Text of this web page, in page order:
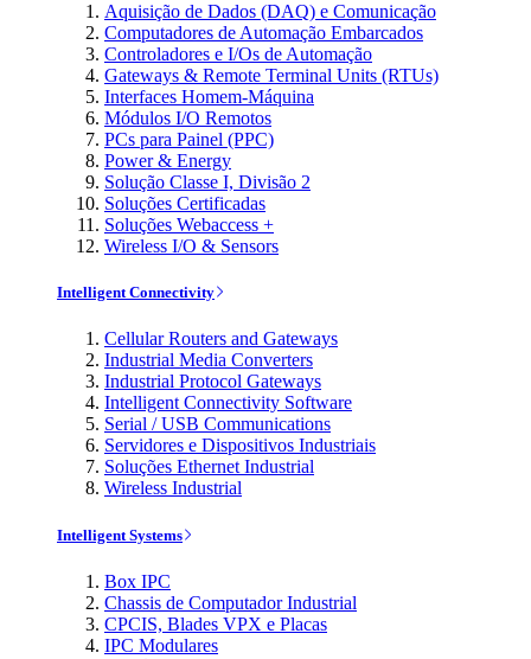
Aquisição de Dados (DAQ) e Comunicação
Computadores de Automação Embarcados
Controladores e I/Os de Automação
Gateways & Remote Terminal Units (RTUs)
Interfaces Homem-Máquina
Módulos I/O Remotos
PCs para Painel (PPC)
Power & Energy
Solução Classe I, Divisão 2
Soluções Certificadas
Soluções Webaccess +
Wireless I/O & Sensors
Intelligent Connectivity
Cellular Routers and Gateways
Industrial Media Converters
Industrial Protocol Gateways
Intelligent Connectivity Software
Serial / USB Communications
Servidores e Dispositivos Industriais
Soluções Ethernet Industrial
Wireless Industrial
Intelligent Systems
Box IPC
Chassis de Computador Industrial
CPCIS, Blades VPX e Placas
IPC Modulares